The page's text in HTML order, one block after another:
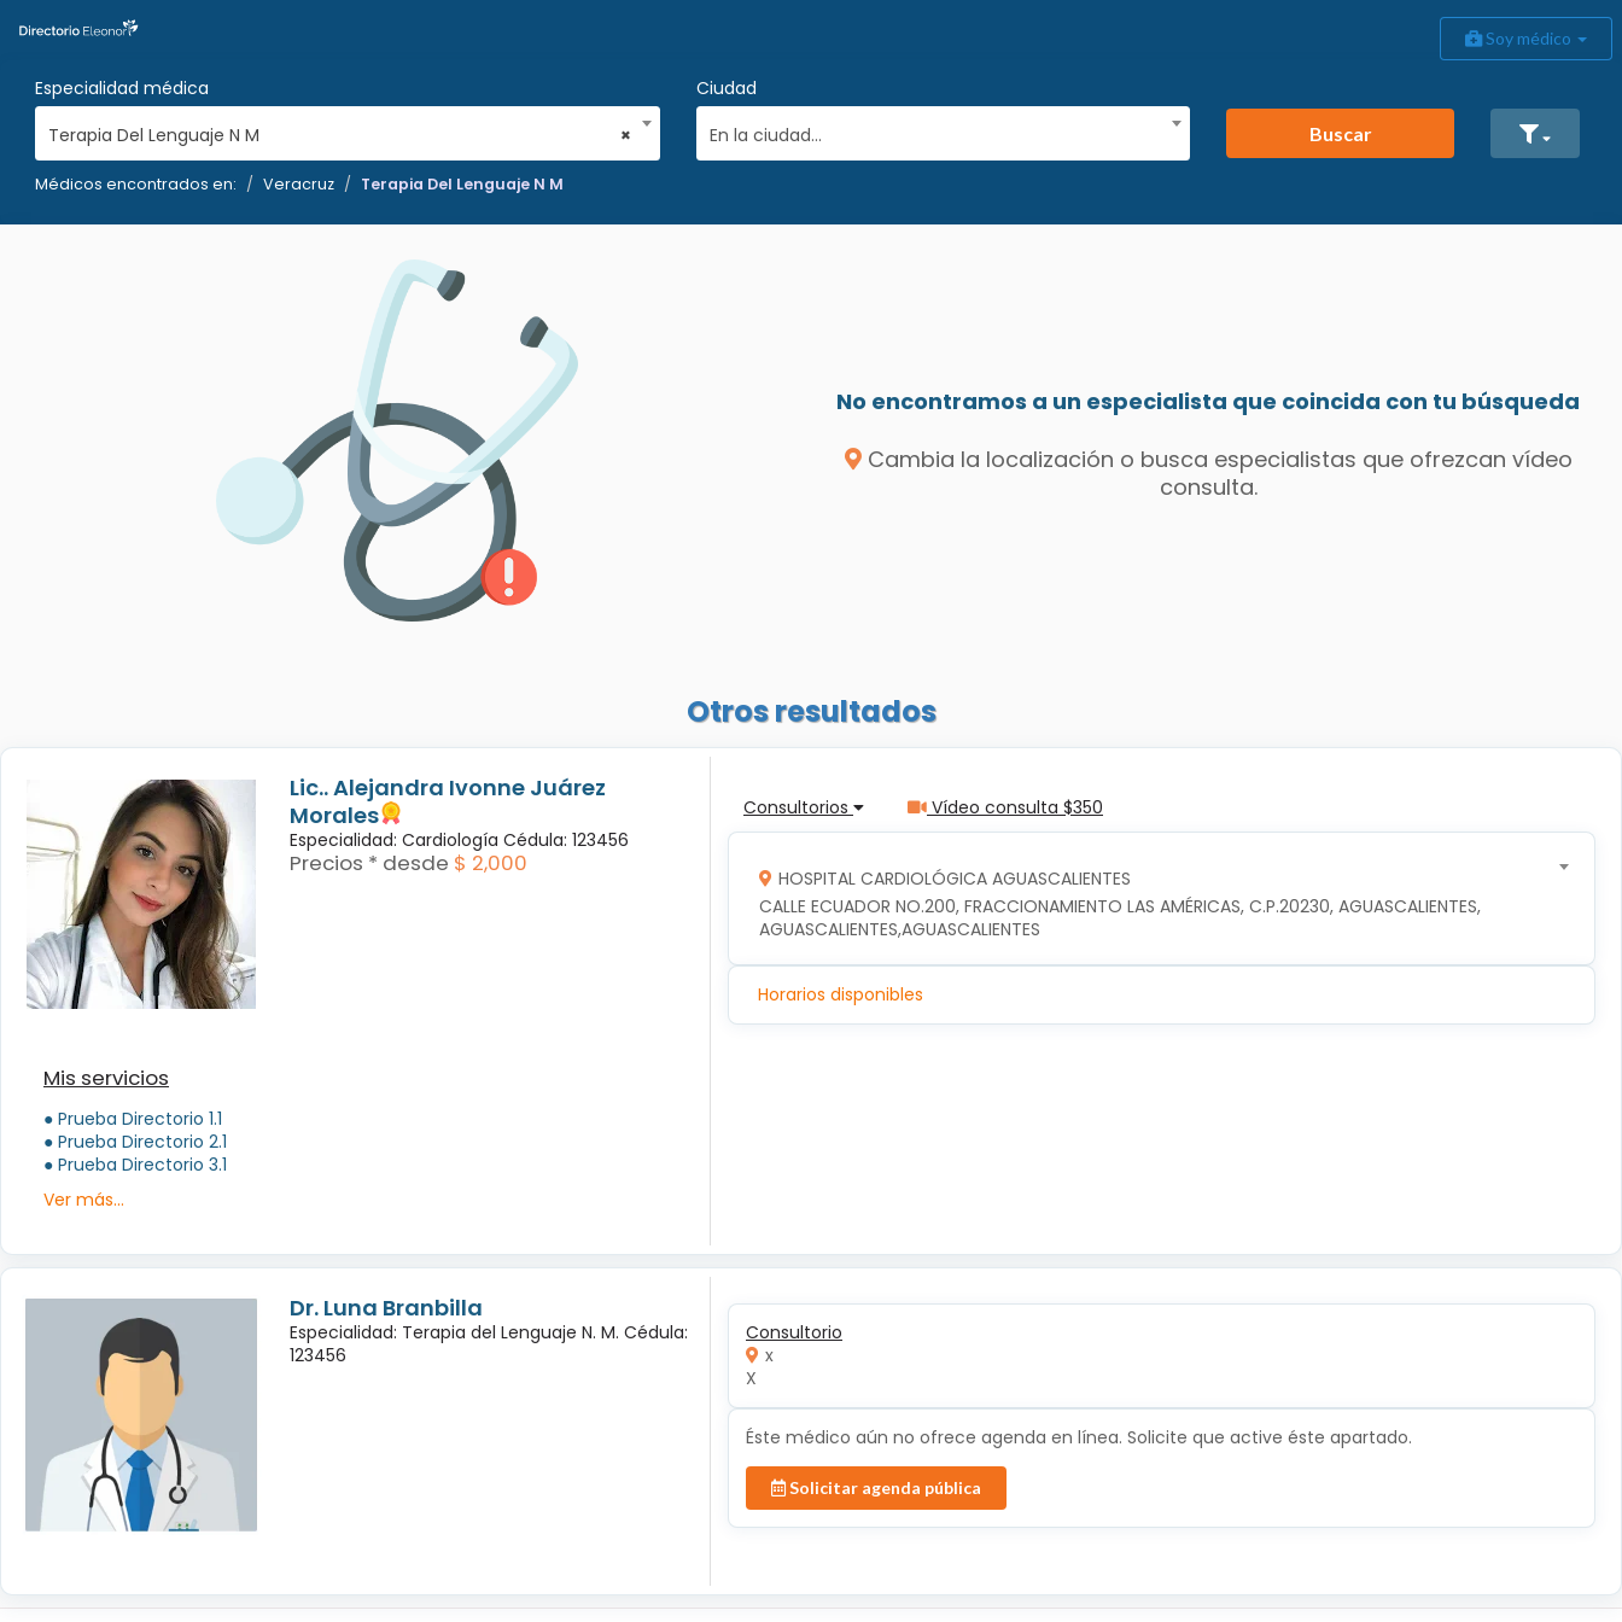
Soy médico
Especialidad médica
×
Terapia Del Lenguaje N M
Ciudad
En la ciudad...
Buscar
Médicos encontrados en: Veracruz Terapia Del Lenguaje N M
No encontramos a un especialista que coincida con tu búsqueda
Cambia la localización o busca especialistas que ofrezcan vídeo
consulta.
Otros resultados
Lic.. Alejandra Ivonne Juárez
Morales
Especialidad: Cardiología Cédula: 123456
Precios * desde $ 2,000
Mis servicios
● Prueba Directorio 1.1
● Prueba Directorio 2.1
● Prueba Directorio 3.1
Ver más...
Consultorios Vídeo consulta $350
HOSPITAL CARDIOLÓGICA AGUASCALIENTES
CALLE ECUADOR NO.200, FRACCIONAMIENTO LAS AMÉRICAS, C.P.20230, AGUASCALIENTES,
AGUASCALIENTES,AGUASCALIENTES
Horarios disponibles
Dr. Luna Branbilla
Especialidad: Terapia del Lenguaje N. M. Cédula:
123456
Consultorio
x
X
Éste médico aún no ofrece agenda en línea. Solicite que active éste apartado.
Solicitar agenda pública